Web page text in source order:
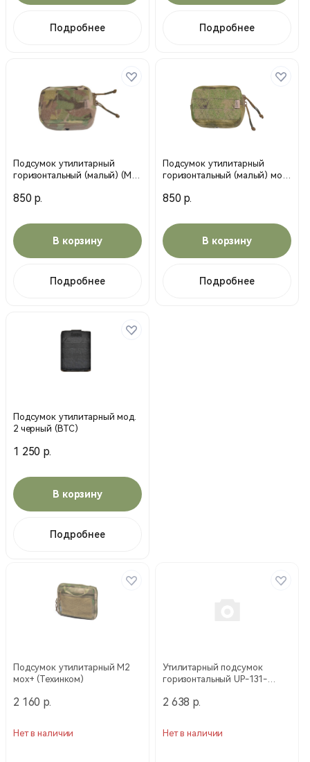
Подробнее Подробнее
Подсумок утилитарный
горизонтальный (малый) (МС)
850 р.
В корзину
Подробнее
Подсумок утилитарный
горизонтальный (малый) мох
850 р.
В корзину
Подробнее
Подсумок утилитарный мод.
2 черный (ВТС)
1 250 р.
В корзину
Подробнее
Подсумок утилитарный М2
мох+ (Техинком)
2 160 р.
Нет в наличии
Утилитарный подсумок
горизонтальный UP-131-
2 638 р.
Нет в наличии